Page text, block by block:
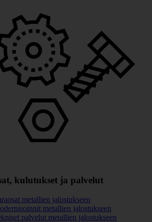
kulutukset ja palvelut
metallien jalostukseen
metallien jalostukseen
palvelut metallien jalostukseen